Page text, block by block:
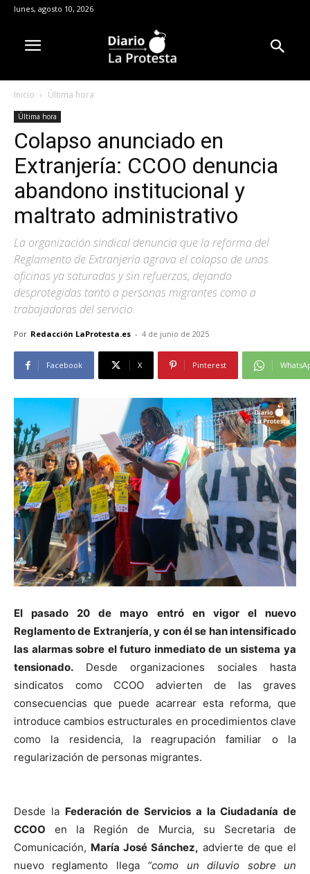
lunes, agosto 10, 2026
Inicio Última hora
Última hora
Colapso anunciado en
Extranjería: CCOO denuncia
abandono institucional y
maltrato administrativo
La organización sindical denuncia que la reforma del
Reglamento de Extranjería agrava el colapso de unas
oficinas ya saturadas y sin refuerzos, dejando
desprotegidas tanto a personas migrantes como a
trabajadoras del servicio.
Por Redacción LaProtesta.es - 4 de junio de 2025
Facebook X Pinterest
El pasado 20 de mayo entró en vigor el nuevo
Reglamento de Extranjería, y con él se han intensificado
las alarmas sobre el futuro inmediato de un sistema ya
tensionado. Desde organizaciones sociales hasta
sindicatos como CCOO advierten de las graves
consecuencias que puede acarrear esta reforma, que
introduce cambios estructurales en procedimientos clave
como la residencia, la reagrupación familiar o la
regularización de personas migrantes.
Desde la Federación de Servicios a la Ciudadanía de
CCOO en la Región de Murcia, su Secretaria de
Comunicación, María José Sánchez, advierte de que el
nuevo reglamento llega “como un diluvio sobre un